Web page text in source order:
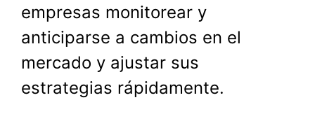
empresas monitorear y
anticiparse a cambios en el
mercado y ajustar sus
estrategias rápidamente.